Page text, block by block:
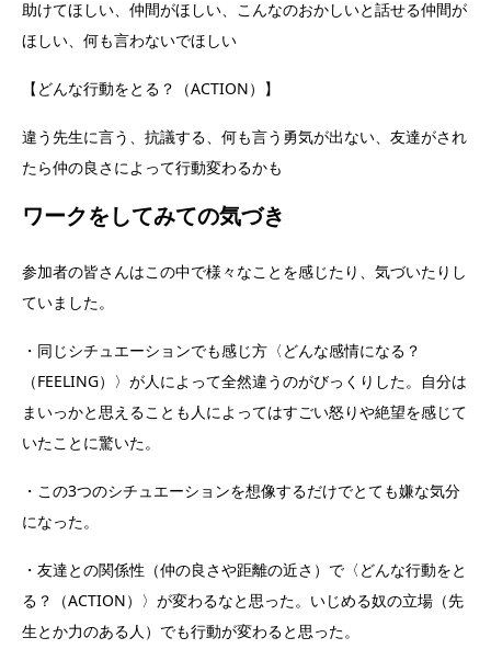
助けてほしい、仲間がほしい、こんなのおかしいと話せる仲間が
ほしい、何も言わないでほしい
【どんな行動をとる？（ACTION）】
違う先生に言う、抗議する、何も言う勇気が出ない、友達がされ
たら仲の良さによって行動変わるかも
ワークをしてみての気づき
参加者の皆さんはこの中で様々なことを感じたり、気づいたりし
ていました。
・同じシチュエーションでも感じ方〈どんな感情になる？
（FEELING）〉が人によって全然違うのがびっくりした。自分は
まいっかと思えることも人によってはすごい怒りや絶望を感じて
いたことに驚いた。
・この3つのシチュエーションを想像するだけでとても嫌な気分
になった。
・友達との関係性（仲の良さや距離の近さ）で〈どんな行動をと
る？（ACTION）〉が変わるなと思った。いじめる奴の立場（先
生とか力のある人）でも行動が変わると思った。